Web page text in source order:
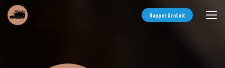
Aller
au
contenu
Rappel Gratuit